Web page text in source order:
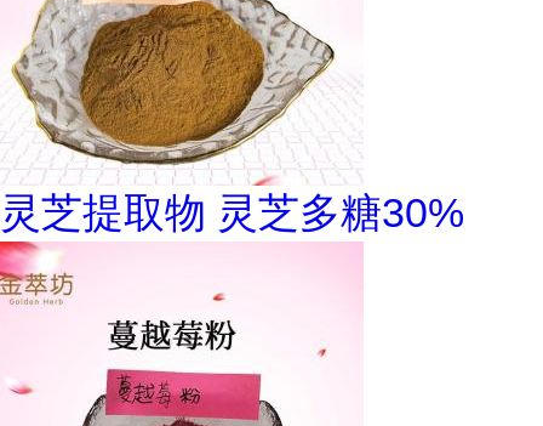
灵芝提取物 灵芝多糖30%